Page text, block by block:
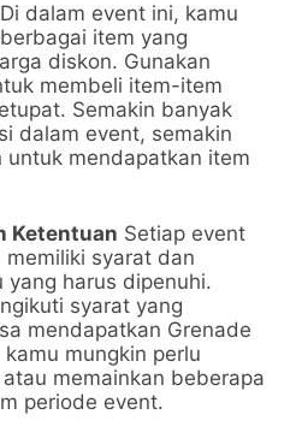
Di dalam event ini, kamu
item yang
diskon. Gunakan
membeli item-item
Semakin banyak
dalam event, semakin
untuk mendapatkan item
Ketentuan Setiap event
memiliki syarat dan
harus dipenuhi.
syarat yang
mendapatkan Grenade
mungkin perlu
memainkan beberapa
periode event.